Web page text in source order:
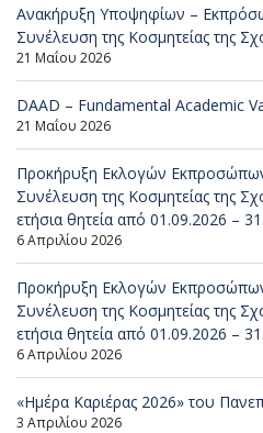
Ανακήρυξη Υποψηφίων –
Συνέλευση της Κοσμητείας της
21 Μαΐου 2026
DAAD – Fundamental Academic
21 Μαΐου 2026
Προκήρυξη Εκλογών
Συνέλευση της Κοσμητείας της
ετήσια θητεία από 01.09.2026 –
6 Απριλίου 2026
Προκήρυξη Εκλογών
Συνέλευση της Κοσμητείας της
ετήσια θητεία από 01.09.2026 –
6 Απριλίου 2026
«Ημέρα Καριέρας 2026» του
3 Απριλίου 2026